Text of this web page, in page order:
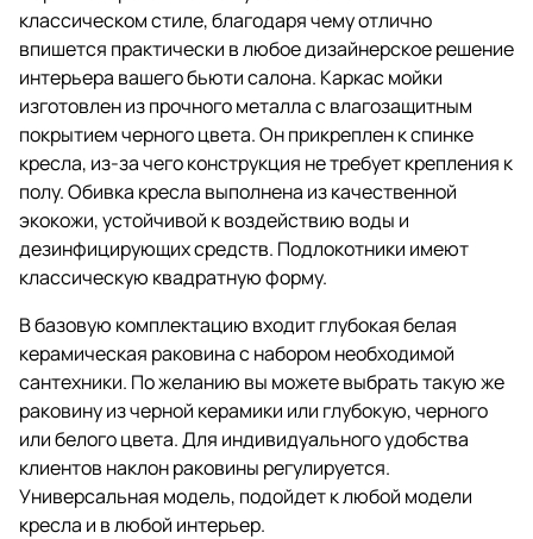
классическом стиле, благодаря чему отлично
впишется практически в любое дизайнерское решение
интерьера вашего бьюти салона. Каркас мойки
изготовлен из прочного металла с влагозащитным
покрытием черного цвета. Он прикреплен к спинке
кресла, из-за чего конструкция не требует крепления к
полу. Обивка кресла выполнена из качественной
экокожи, устойчивой к воздействию воды и
дезинфицирующих средств. Подлокотники имеют
классическую квадратную форму.
В базовую комплектацию входит глубокая белая
керамическая раковина с набором необходимой
сантехники. По желанию вы можете выбрать такую же
раковину из черной керамики или глубокую, черного
или белого цвета. Для индивидуального удобства
клиентов наклон раковины регулируется.
Универсальная модель, подойдет к любой модели
кресла и в любой интерьер.